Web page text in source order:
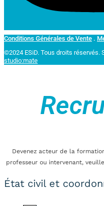
Conditions Générales de Vente .
©2024 ESiD. Tous droits réservés.
studio:mate
Devenez acteur de la
professeur ou intervenant,
État civil et